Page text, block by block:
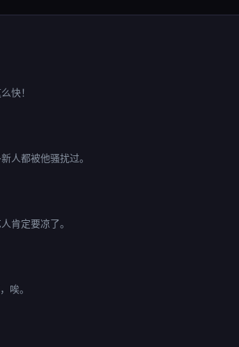
快！
人都被他骚扰过。
肯定要凉了。
唉。